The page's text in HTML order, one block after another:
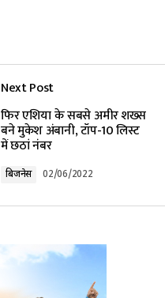
Next Post
फिर एशिया के सबसे अमीर शख्स
बने मुकेश अंबानी, टॉप-10 लिस्ट
में छठां नंबर
बिजनेस 02/06/2022